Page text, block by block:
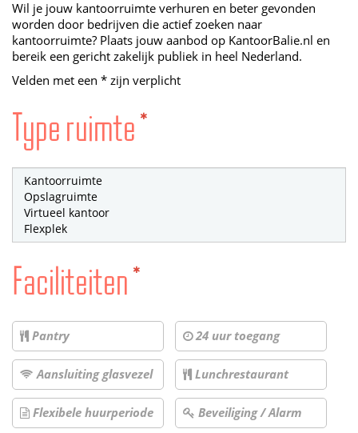
Wil je jouw kantoorruimte verhuren en beter gevonden
worden door bedrijven die actief zoeken naar
kantoorruimte? Plaats jouw aanbod op KantoorBalie.nl en
bereik een gericht zakelijk publiek in heel Nederland.
Velden met een * zijn verplicht
Type ruimte*
Faciliteiten*
Pantry 24 uur toegang
Aansluiting glasvezel Lunchrestaurant
Flexibele huurperiode Beveiliging / Alarm